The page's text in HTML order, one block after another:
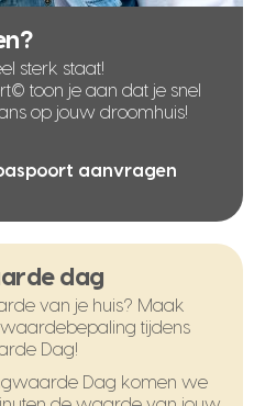
sterk staat!
toon je aan dat je snel
op jouw droomhuis!
aanvragen
dag
van je huis? Maak
tijdens
Dag!
Dag komen we